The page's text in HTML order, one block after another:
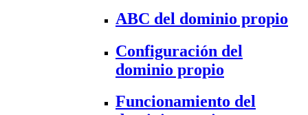
ABC del dominio propio
Configuración del
dominio propio
Funcionamiento del